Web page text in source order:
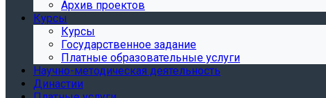
Архив проектов
Курсы
Курсы
Государственное задание
Платные образовательные услуги
Научно-методическая деятельность
Династии